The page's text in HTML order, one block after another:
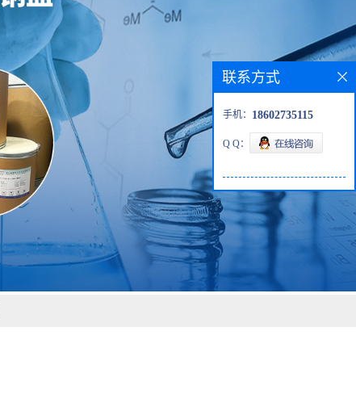
联系方式
手机： 18602735115
Q Q：